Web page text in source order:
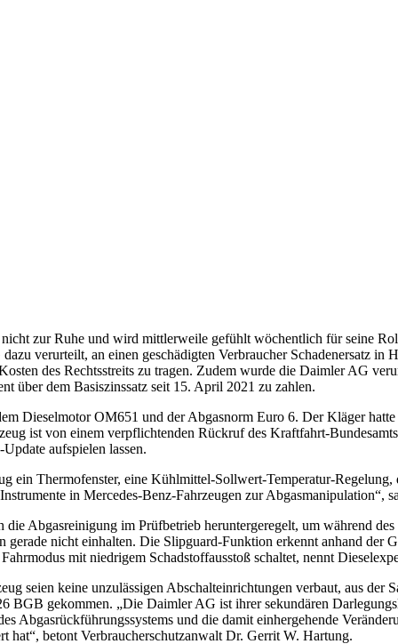
zur Ruhe und wird mittlerweile gefühlt wöchentlich für seine
verurteilt, an einen geschädigten Verbraucher Schadenersatz
des Rechtsstreits zu tragen. Zudem wurde die Daimler AG
über dem Basiszinssatz seit 15. April 2021 zu zahlen.
Dieselmotor OM651 und der Abgasnorm Euro 6. Der Kläger
ist von einem verpflichtenden Rückruf des Kraftfahrt-
aufspielen lassen.
ein Thermofenster, eine Kühlmittel-Sollwert-Temperatur-
in Mercedes-Benz-Fahrzeugen zur
Abgasreinigung im Prüfbetrieb heruntergeregelt, um während
nicht einhalten. Die Slipguard-Funktion erkennt anhand der
mit niedrigem Schadstoffausstoß schaltet, nennt
seien keine unzulässigen Abschalteinrichtungen verbaut, aus der
BGB gekommen. „Die Daimler AG ist ihrer sekundären
Abgasrückführungssystems und die damit einhergehende
hat“, betont Verbraucherschutzanwalt Dr. Gerrit W. Hartung.